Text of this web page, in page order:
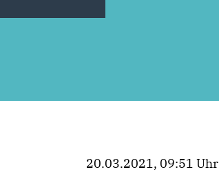
20.03.2021, 09:51 Uhr